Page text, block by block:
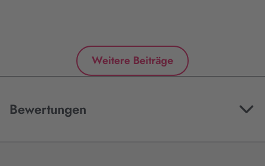
Weitere Beiträge
Bewertungen